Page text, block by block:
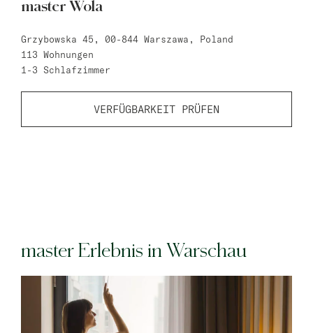
Barcelona
Tel Aviv
Mazeh Tel Aviv
master Wola
Grzybowska 45, 00-844 Warszawa, Poland
113 Wohnungen
1-3 Schlafzimmer
VERFÜGBARKEIT PRÜFEN
master Erlebnis in Warschau